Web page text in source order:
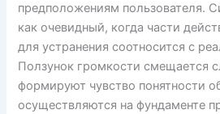
предположениям пользователя.
как очевидный, когда части
для устранения соотносится с
Ползунок громкости смещается
формируют чувство понятности
осуществляются на фундаменте